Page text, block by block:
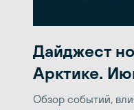
Дайджест
Арктике.
Обзор событий,